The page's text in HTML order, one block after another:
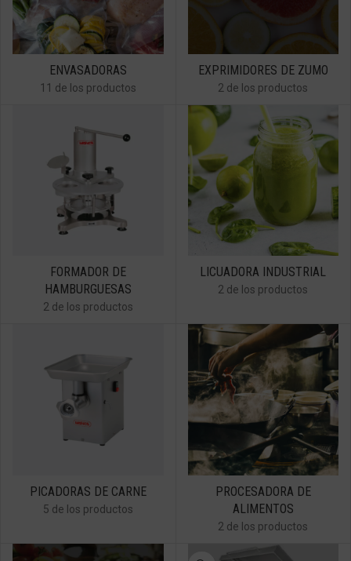
ENVASADORAS
11 de los productos
EXPRIMIDORES DE ZUMO
2 de los productos
FORMADOR DE
HAMBURGUESAS
2 de los productos
LICUADORA INDUSTRIAL
2 de los productos
PICADORAS DE CARNE
5 de los productos
PROCESADORA DE
ALIMENTOS
2 de los productos